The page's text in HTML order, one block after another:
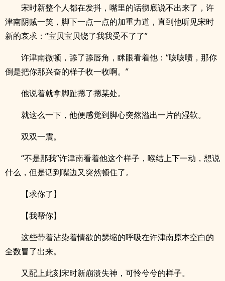
宋时新整个人都在发抖，嘴里的话彻底说不出来了，许
津南阴贼一笑，脚下一点一点的加重力道，直到他听见宋时
新的哀求：“宝贝宝贝饶了我我受不了了”
许津南微顿，舔了舔唇角，眯眼看着他：“咳咳啧，那你
倒是把你那兴奋的样子收一收啊。”
他说着就拿脚趾摁了摁某处。
就这么一下，他便感觉到脚心突然溢出一片的湿软。
双双一震。
“不是那我”许津南看着他这个样子，喉结上下一动，想说
什么，但是话到嘴边又突然顿住了。
【求你了】
【我帮你】
这些带着沾染着情欲的瑟缩的呼吸在许津南原本空白的
全数冒了出来。
又配上此刻宋时新崩溃失神，可怜兮兮的样子。